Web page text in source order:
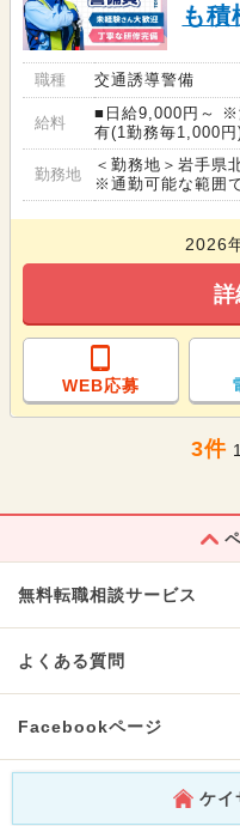
も
職種 交通誘導警備
給料
■日給9,000円～ ※
有(1勤務毎1,000
勤務地
＜勤務地＞岩手県
※通勤可能な範囲
2026
詳
WEB応募
3件
無料転職相談サービス
よくある質問
Facebookページ
ケイ